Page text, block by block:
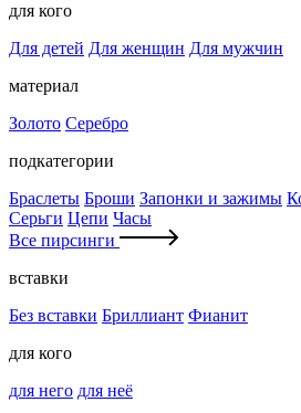
для кого
Для детей Для женщин Для мужчин
материал
Золото Серебро
подкатегории
Браслеты Броши Запонки и зажимы
Серьги Цепи Часы
Все пирсинги
вставки
Без вставки Бриллиант Фианит
для кого
для него для неё